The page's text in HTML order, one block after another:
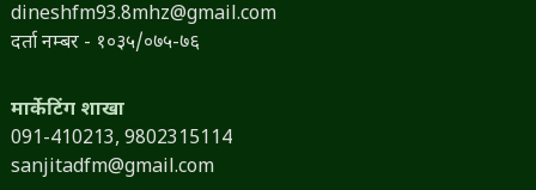
dineshfm93.8mhz@gmail.com
दर्ता नम्बर - १०३५/०७५-७६
मार्केटिंग शाखा
091-410213, 9802315114
sanjitadfm@gmail.com